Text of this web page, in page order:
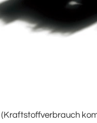
(Kraftstoffverbrauch